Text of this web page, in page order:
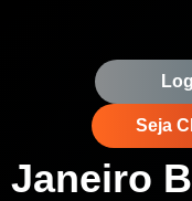
Seja
Janeiro